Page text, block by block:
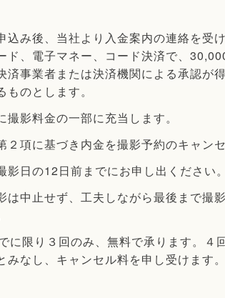
み後、当社より入金案内の連絡を受
、電子マネー、コード決済で、
事業者または決済機関による承認が
のとします。
影料金の一部に充当します。
項に基づき内金を撮影予約のキャン
日の12日前までにお申し出ください。
中止せず、工夫しながら最後まで撮
限り３回のみ、無料で承ります。４
なし、キャンセル料を申し受けます。